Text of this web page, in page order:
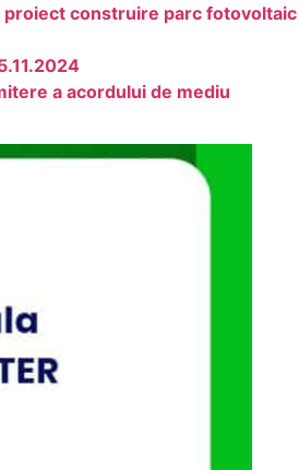
proiect construire parc
a acordului de mediu